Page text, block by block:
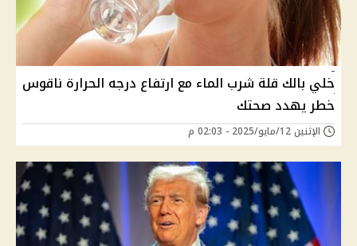
خلي بالك قلة شرب الماء مع ارتفاع درجه الحرارة ناقوس
خطر يهدد صحتك
الإثنين 12/مايو/2025 - 02:03 م